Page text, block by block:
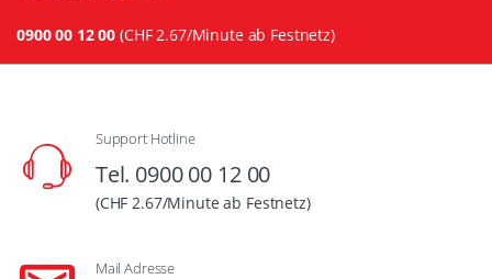
0900 00 12 00 (CHF 2.67/Minute ab Festnetz)
Support Hotline
Tel. 0900 00 12 00
(CHF 2.67/Minute ab Festnetz)
Mail Adresse